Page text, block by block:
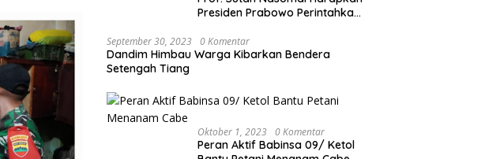
Presiden Prabowo Perintahkan
Kisruh di Polres Batu Bara
September 30, 2023 0 Komentar
Dandim Himbau Warga Kibarkan Bendera
Setengah Tiang
Oktober 1, 2023 0 Komentar
Peran Aktif Babinsa 09/ Ketol